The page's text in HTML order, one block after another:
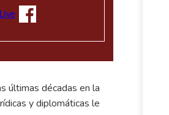
últimas décadas en la
y diplomáticas le